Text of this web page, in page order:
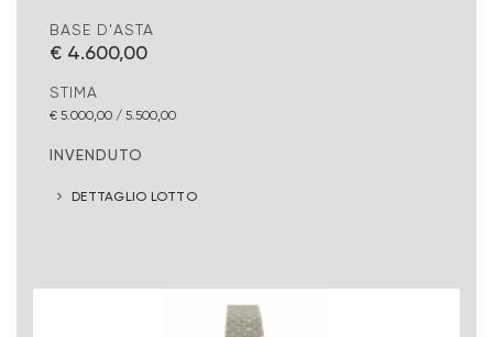
BASE D'ASTA
€ 4.600,00
STIMA
€ 5.000,00 / 5.500,00
INVENDUTO
DETTAGLIO LOTTO